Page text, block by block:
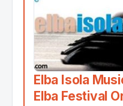
Elba Isola
Elba Festival